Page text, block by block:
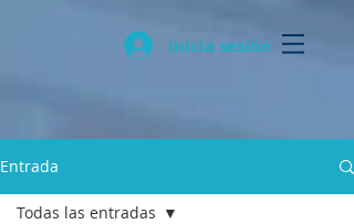
Inicia sesión
Entrada
Todas las entradas